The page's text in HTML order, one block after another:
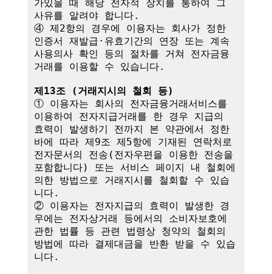
가있을 때 해당 전자적 장치를 통하여 그
사유를 알려야 합니다.
④ 제2항의 경우에 이용자는 회사가 정한
인증서 재발급·유효기간의 연장 또는 계속
사용의사 확인 등의 절차를 거쳐 전자금융
거래를 이용할 수 있습니다.
제13조 (거래지시의 철회 등)
① 이용자는 회사의 전자금융거래서비스를
이용하여 전자지급거래를 한 경우 지급의
효력이 발생하기 전까지 본 약관에서 정한
바에 따라 제9조 제5항에 기재된 연락처로
전자문서의 전송(전자우편을 이용한 전송을
포함합니다) 또는 서비스 페이지 내 철회에
의한 방법으로 거래지시를 철회할 수 있습
니다.
② 이용자는 전자지급의 효력이 발생한 경
우에는 전자상거래 등에서의 소비자보호에
관한 법률 등 관련 법령상 청약의 철회의
방법에 따라 결제대금을 반환 받을 수 있습
니다.